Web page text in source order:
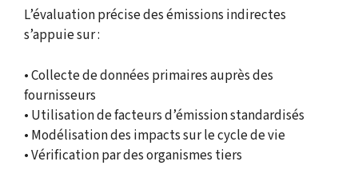
L’évaluation précise des émissions indirectes
s’appuie sur :
• Collecte de données primaires auprès des
fournisseurs
• Utilisation de facteurs d’émission standardisés
• Modélisation des impacts sur le cycle de vie
• Vérification par des organismes tiers